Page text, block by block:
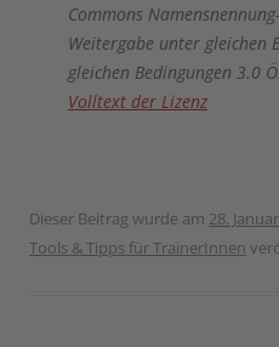
Commons
Weitergabe unter gleichen
gleichen Bedingungen 3.0
Volltext der Lizenz
Dieser Beitrag wurde am 28.
Tools & Tipps für TrainerInnen